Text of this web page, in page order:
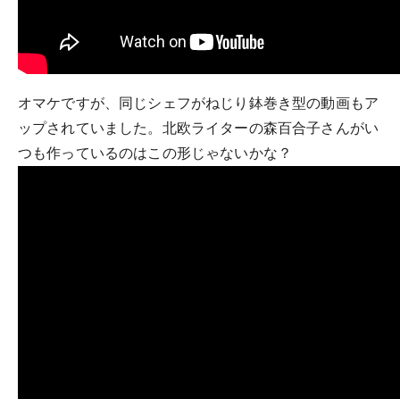
オマケですが、同じシェフがねじり鉢巻き型の動画もア
ップされていました。北欧ライターの森百合子さんがい
つも作っているのはこの形じゃないかな？